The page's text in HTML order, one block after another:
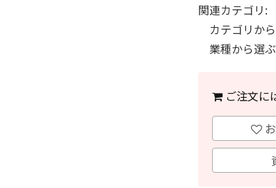
関連カテゴリ:
カテゴリか
業種から選ぶ
ご注文に